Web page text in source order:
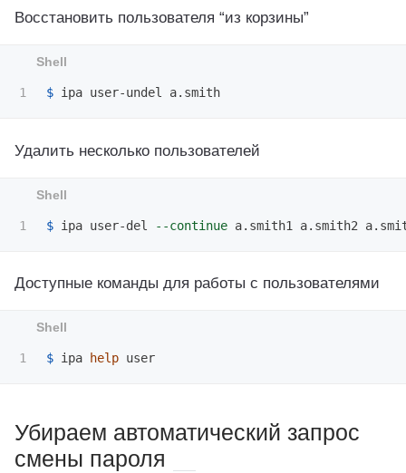
Восстановить пользователя “из корзины”
$
Удалить несколько пользователей
$ ipa user-del --continue
Доступные команды для работы с пользователями
$ ipa help
Убираем автоматический запрос
смены пароля